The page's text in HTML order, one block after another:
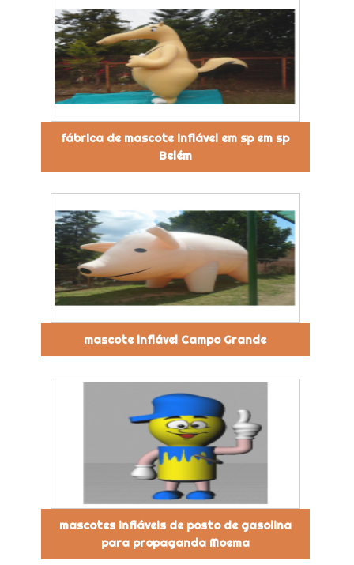
fábrica de mascote inflável em sp em sp
Belém
mascote inflável Campo Grande
mascotes infláveis de posto de gasolina
para propaganda Moema